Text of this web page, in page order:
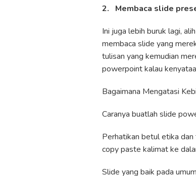
2. Membaca slide
Ini juga lebih buruk lagi,
membaca slide yang
tulisan yang kemudian
powerpoint kalau
Bagaimana Mengatasi
Caranya buatlah slide
Perhatikan betul etika
copy paste kalimat ke
Slide yang baik pada